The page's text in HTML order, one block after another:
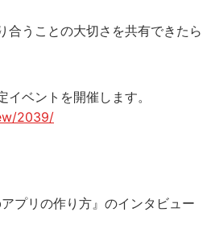
合うことの大切さを共有できたら
ベントを開催します。
2039/
プリの作り方』のインタビュー